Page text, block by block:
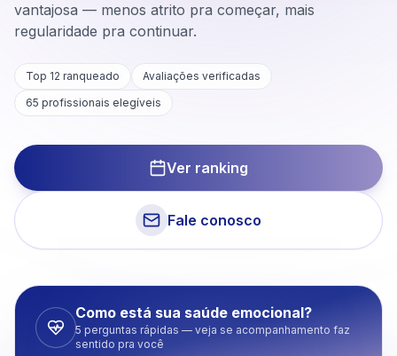
vantajosa — menos atrito pra começar, mais
regularidade pra continuar.
Top 12 ranqueado
Avaliações verificadas
65 profissionais elegíveis
Ver ranking
Fale conosco
Como está sua saúde emocional?
5 perguntas rápidas — veja se acompanhamento faz
sentido pra você